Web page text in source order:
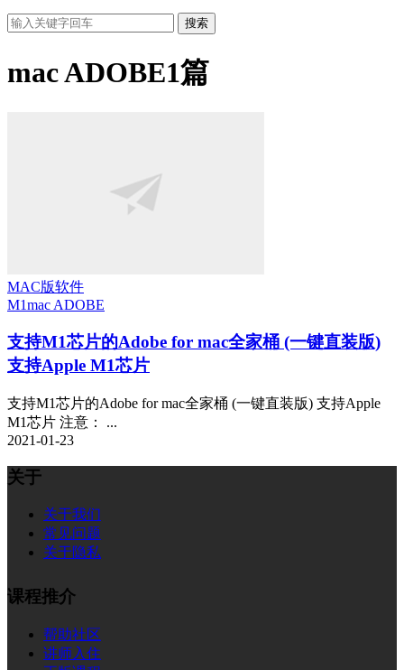
搜索
mac ADOBE1篇
MAC版软件
M1mac ADOBE
支持M1芯片的Adobe for mac全家桶 (一键直装版)
支持Apple M1芯片
支持M1芯片的Adobe for mac全家桶 (一键直装版) 支持Apple
M1芯片 注意： ...
2021-01-23
关于
关于我们
常见问题
关于隐私
课程推介
帮助社区
讲师入住